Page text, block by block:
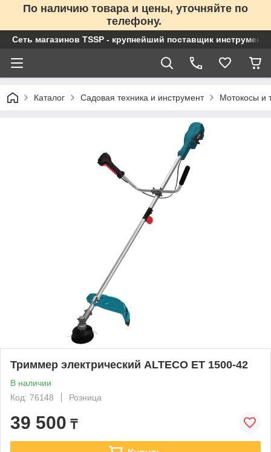
По наличию товара и цены, уточняйте по
телефону.
Сеть магазинов TSSP - крупнейший поставщик
Каталог Садовая техника и инструмент Мотокосы и
Триммер электрический ALTECO ET 1500-42
В наличии
Код: 76148
Розница
39 500 ₸